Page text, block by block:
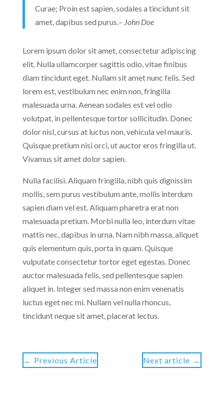
Curae; Proin est sapien, sodales a tincidunt sit
amet, dapibus sed purus.– John Doe
Lorem ipsum dolor sit amet, consectetur adipiscing
elit. Nulla ullamcorper sagittis odio, vitae finibus
diam tincidunt eget. Nullam sit amet nunc felis. Sed
lorem est, vestibulum nec enim non, fringilla
malesuada urna. Aenean sodales est vel odio
volutpat, in pellentesque tortor sollicitudin. Donec
dolor nisl, cursus at luctus non, vehicula vel mauris.
Quisque pretium nisi orci, ut auctor eros fringilla ut.
Vivamus sit amet dolor sapien.
Nulla facilisi. Aliquam fringilla, nibh quis dignissim
mollis, sem purus vestibulum ante, mollis interdum
sapien diam vel est. Aliquam pharetra erat non
malesuada pretium. Morbi nulla leo, interdum vitae
mattis nec, dapibus in urna. Nam nibh massa, aliquet
quis elementum quis, porta in quam. Quisque
vulputate consectetur tortor eget egestas. Donec
auctor malesuada felis, sed pellentesque sapien
aliquet in. Integer sed massa non enim venenatis
luctus eget nec mi. Nullam vel nulla rhoncus,
tincidunt neque sit amet, placerat lectus.
← Previous Article Next article →